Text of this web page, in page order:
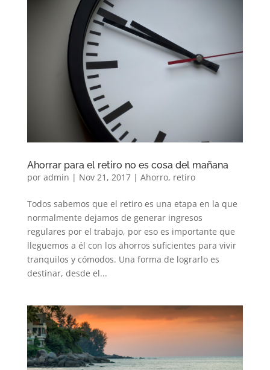
Ahorrar para el retiro no es cosa del mañana
por admin | Nov 21, 2017| Ahorro, retiro
Todos sabemos que el retiro es una etapa en la que
normalmente dejamos de generar ingresos
regulares por el trabajo, por eso es importante que
lleguemos a él con los ahorros suficientes para vivir
tranquilos y cómodos. Una forma de lograrlo es
destinar, desde el...